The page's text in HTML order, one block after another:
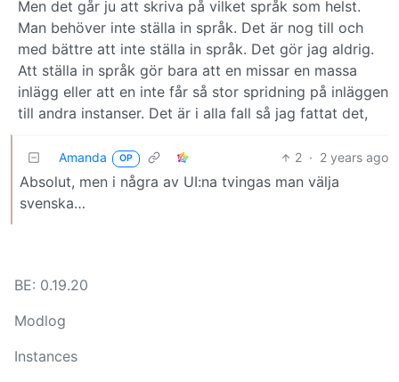
Men det går ju att skriva på vilket språk som helst.
Man behöver inte ställa in språk. Det är nog till och
med bättre att inte ställa in språk. Det gör jag aldrig.
Att ställa in språk gör bara att en missar en massa
inlägg eller att en inte får så stor spridning på inläggen
till andra instanser. Det är i alla fall så jag fattat det,
Amanda OP 2 · 2 years ago
Absolut, men i några av UI:na tvingas man välja
svenska…
BE: 0.19.20
Modlog
Instances